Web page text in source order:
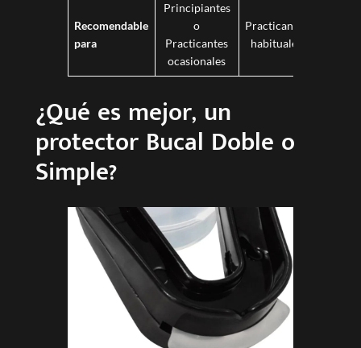
Recomendable
para
Principiantes
o
Practicantes
ocasionales
Practicantes
habituales
¿Qué es mejor, un
protector Bucal Doble o
Simple?